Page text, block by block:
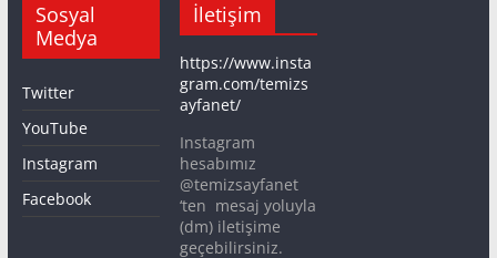
Sosyal
Medya
Twitter
YouTube
Instagram
Facebook
İletişim
https://www.insta
gram.com/temizs
ayfanet/
Instagram
hesabımız
@temizsayfanet
‘ten mesaj yoluyla
(dm) iletişime
geçebilirsiniz.